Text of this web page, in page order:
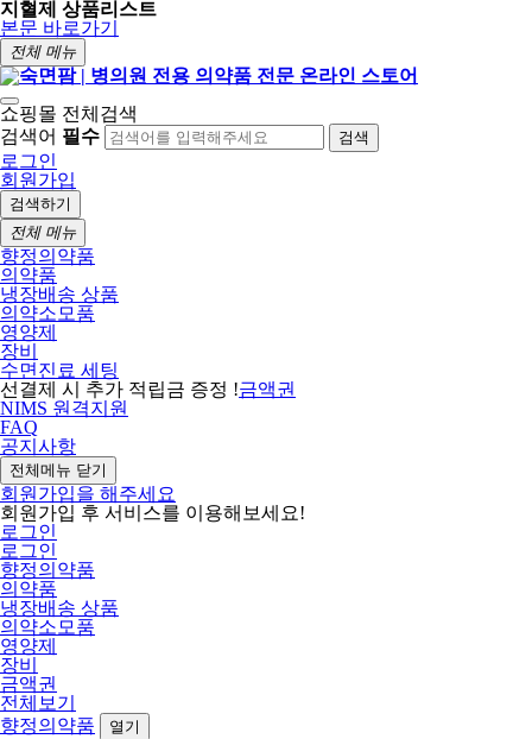
지혈제 상품리스트
본문 바로가기
전체 메뉴
쇼핑몰 전체검색
검색어 필수 검색
로그인
회원가입
검색하기
전체 메뉴
향정의약품
의약품
냉장배송 상품
의약소모품
영양제
장비
수면진료 세팅
선결제 시 추가 적립금 증정 !금액권
NIMS 원격지원
FAQ
공지사항
전체메뉴 닫기
회원가입을 해주세요
회원가입 후 서비스를 이용해보세요!
로그인
로그인
향정의약품
의약품
냉장배송 상품
의약소모품
영양제
장비
금액권
전체보기
향정의약품
열기